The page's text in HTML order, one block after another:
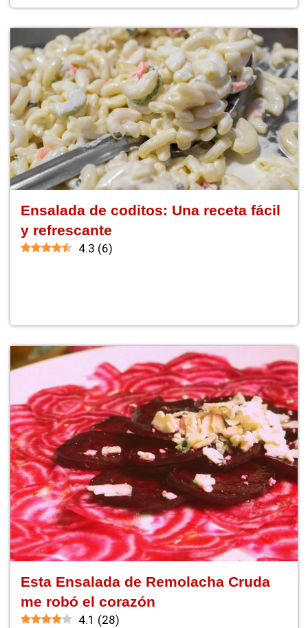
Ensalada de coditos: Una receta fácil
y refrescante
4.3 (6)
Esta Ensalada de Remolacha Cruda
me robó el corazón
4.1 (28)